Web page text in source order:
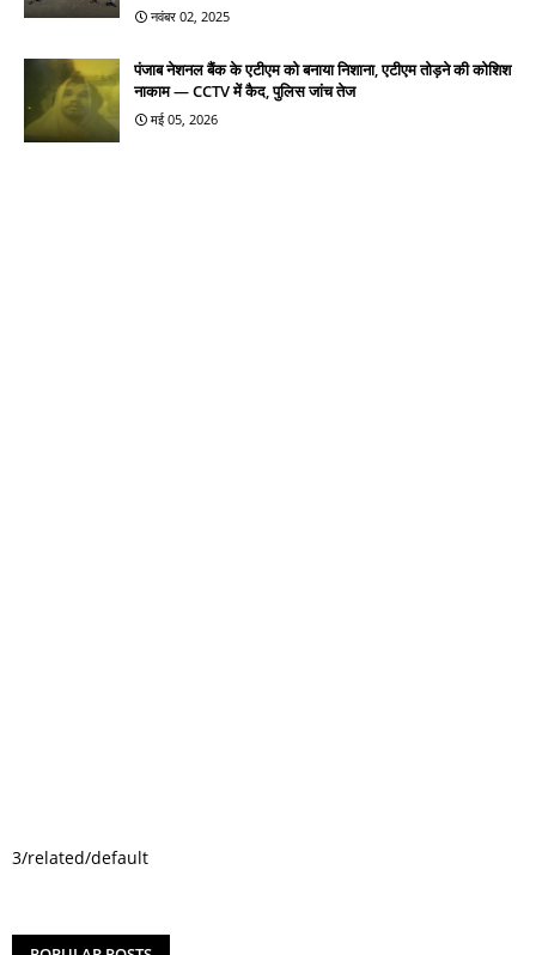
नवंबर 02, 2025
पंजाब नेशनल बैंक के एटीएम को बनाया निशाना, एटीएम तोड़ने की कोशिश
नाकाम — CCTV में कैद, पुलिस जांच तेज
मई 05, 2026
3/related/default